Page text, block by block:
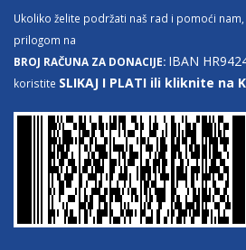
Ukoliko želite podržati naš rad i pomoći
prilogom na
BROJ RAČUNA ZA DONACIJE: IBAN
koristite SLIKAJ I PLATI ili kliknite na